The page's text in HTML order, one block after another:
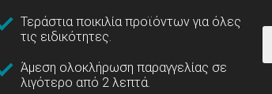
Τεράστια ποικιλία προϊόντων για όλες
τις ειδικότητες.
Άμεση ολοκλήρωση παραγγελίας σε
λιγότερο από 2 λεπτά.